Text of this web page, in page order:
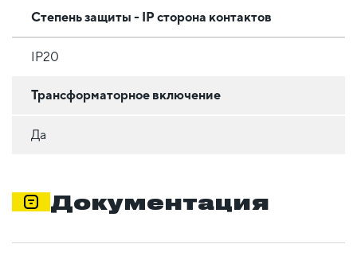
Степень защиты - IP сторона контактов
IP20
Трансформаторное включение
Да
Документация